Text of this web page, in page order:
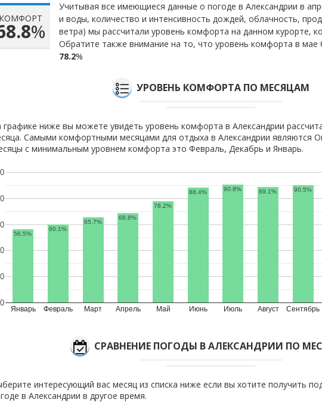
КОМФОРТ
%
Учитывая все имеющиеся данные о погоде в Александрии в
и воды, количество и интенсивность дождей, облачность,
ветра) мы рассчитали уровень комфорта на данном курорте,
Обратите также внимание на то, что уровень комфорта в мае
78.2%
УРОВЕНЬ КОМФОРТА ПО МЕСЯЦАМ
графике ниже вы можете увидеть уровень комфорта в Александрии
Самыми комфортными месяцами для отдыха в Александрии являются
с минимальным уровнем комфорта это Февраль, Декабрь и Январь.
Январь Февраль Март Апрель Май Июнь Июль Август Сентябрь
0
56.5%
60.1%
65.7%
68.8%
78.2%
88.4% 90.8% 89.1% 90.5%
СРАВНЕНИЕ ПОГОДЫ В АЛЕКСАНДРИИ ПО
интересующий вас месяц из списка ниже если вы хотите получить
в Александрии в другое время.